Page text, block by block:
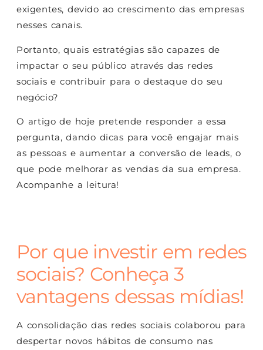
exigentes, devido ao crescimento das empresas
nesses canais.
Portanto, quais estratégias são capazes de
impactar o seu público através das redes
sociais e contribuir para o destaque do seu
negócio?
O artigo de hoje pretende responder a essa
pergunta, dando dicas para você engajar mais
as pessoas e aumentar a conversão de leads, o
que pode melhorar as vendas da sua empresa.
Acompanhe a leitura!
Por que investir em redes
sociais? Conheça 3
vantagens dessas mídias!
A consolidação das redes sociais colaborou para
despertar novos hábitos de consumo nas